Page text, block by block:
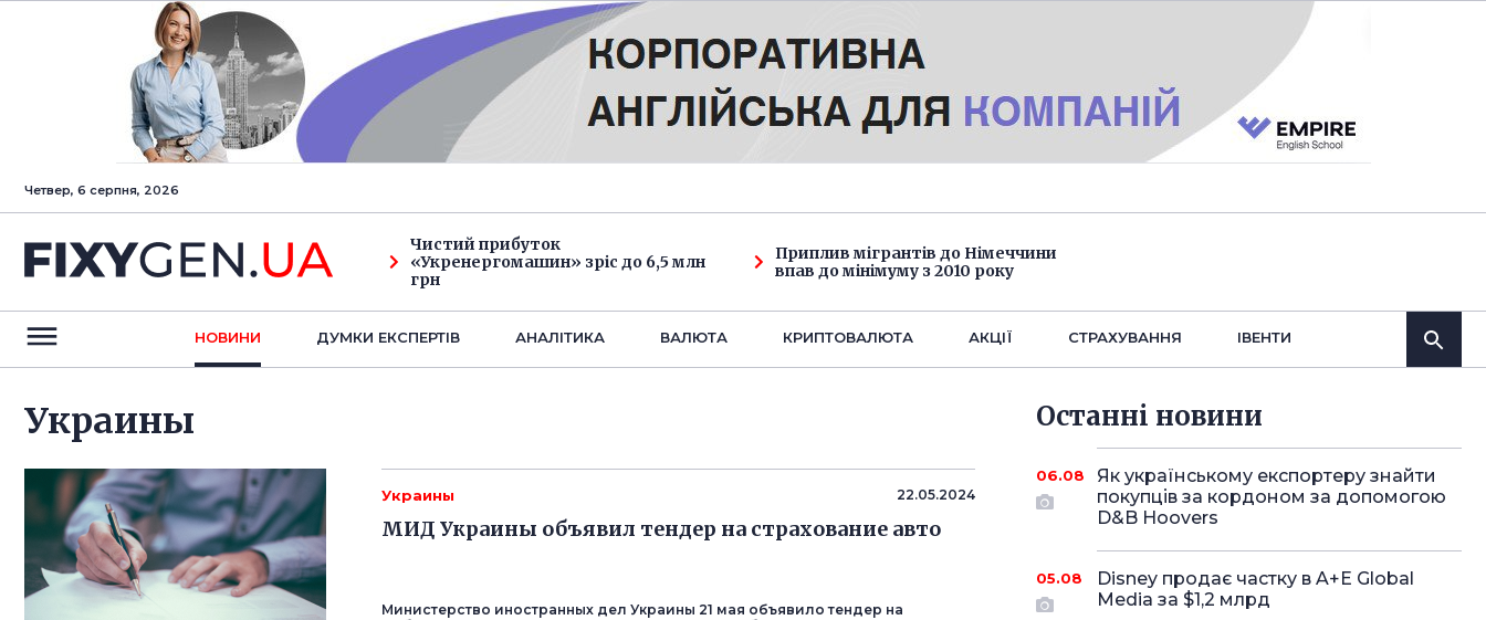
Четвер, 6 серпня, 2026
Чистий прибуток
«Укренергомашин» зріс до 6,5 млн
грн
Приплив мігрантів до Німеччини
впав до мінімуму з 2010 року
НОВИНИ ДУМКИ ЕКСПЕРТIВ АНАЛIТИКА ВАЛЮТА КРИПТОВАЛЮТА АКЦІЇ СТРАХУВАННЯ IВЕНТИ
Украины
Украины 22.05.2024
МИД Украины объявил тендер на страхование авто
Министерство иностранных дел Украины 21 мая объявило тендер на
Останнi новини
06.08
Як українському експортеру знайти
покупців за кордоном за допомогою
D&B Hoovers
05.08
Disney продає частку в A+E Global
Media за $1,2 млрд